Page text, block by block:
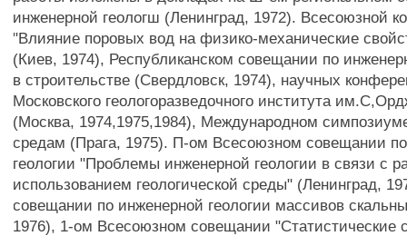
инженерной геологш (Ленинград, 1972). Всесоюзной
"Влияние поровых вод на физико-механические
(Киев, 1974), Республиканском совещании по
в строительстве (Свердловск, 1974), научных
Московского геологоразведочного института
(Москва, 1974,1975,1984), Международном
средам (Прага, 1975). П-ом Всесоюзном совещании
геологии "Проблемы инженерной геологии в связи с
использованием геологической среды" (Ленинград,
совещании по инженерной геологии массивов
1976), 1-ом Всесоюзном совещании "Статистические